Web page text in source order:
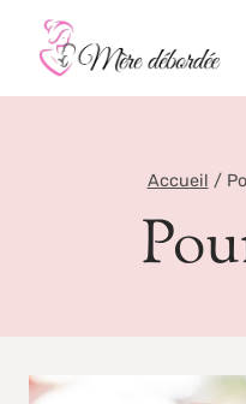
contenu
Accueil /